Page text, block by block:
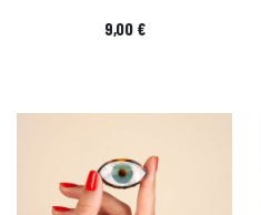
Prix
9,00 €